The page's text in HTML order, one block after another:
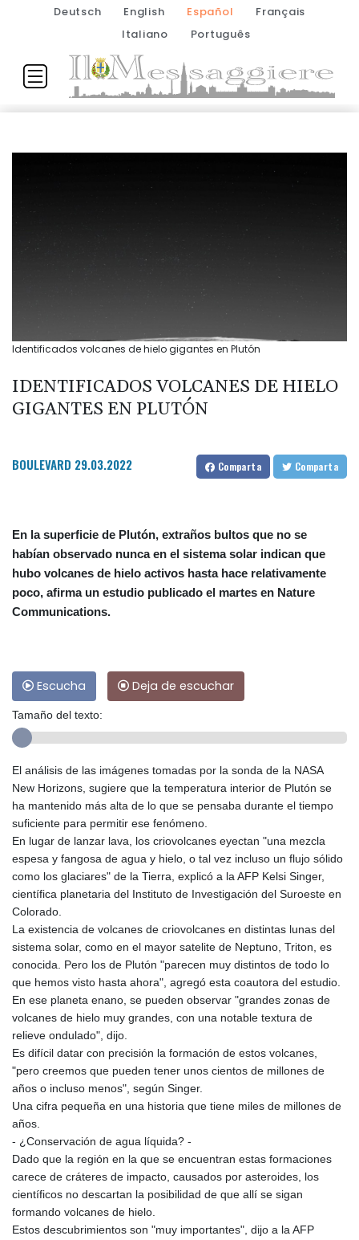
Deutsch English Español
Français
Italiano
Português
Identificados volcanes de hielo gigantes en Plutón
IDENTIFICADOS VOLCANES DE HIELO
GIGANTES EN PLUTÓN
BOULEVARD 29.03.2022 Comparta Comparta
En la superficie de Plutón, extraños bultos que no se
habían observado nunca en el sistema solar indican que
hubo volcanes de hielo activos hasta hace relativamente
poco, afirma un estudio publicado el martes en Nature
Communications.
Escucha Deja de escuchar
Tamaño del texto:
El análisis de las imágenes tomadas por la sonda de la NASA
New Horizons, sugiere que la temperatura interior de Plutón se
ha mantenido más alta de lo que se pensaba durante el tiempo
suficiente para permitir ese fenómeno.
En lugar de lanzar lava, los criovolcanes eyectan "una mezcla
espesa y fangosa de agua y hielo, o tal vez incluso un flujo sólido
como los glaciares" de la Tierra, explicó a la AFP Kelsi Singer,
científica planetaria del Instituto de Investigación del Suroeste en
Colorado.
La existencia de volcanes de criovolcanes en distintas lunas del
sistema solar, como en el mayor satelite de Neptuno, Triton, es
conocida. Pero los de Plutón "parecen muy distintos de todo lo
que hemos visto hasta ahora", agregó esta coautora del estudio.
En ese planeta enano, se pueden observar "grandes zonas de
volcanes de hielo muy grandes, con una notable textura de
relieve ondulado", dijo.
Es difícil datar con precisión la formación de estos volcanes,
"pero creemos que pueden tener unos cientos de millones de
años o incluso menos", según Singer.
Una cifra pequeña en una historia que tiene miles de millones de
años.
- ¿Conservación de agua líquida? -
Dado que la región en la que se encuentran estas formaciones
carece de cráteres de impacto, causados por asteroides, los
científicos no descartan la posibilidad de que allí se sigan
formando volcanes de hielo.
Estos descubrimientos son "muy importantes", dijo a la AFP